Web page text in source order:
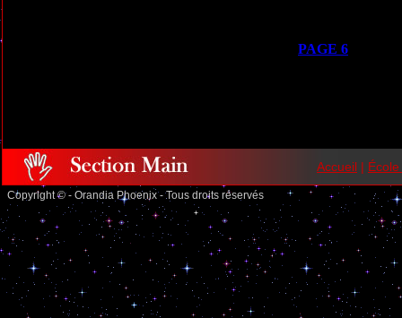
PAGE 6
Accueil |
Copyright © - Orandia Phoenix - Tous droits réservés